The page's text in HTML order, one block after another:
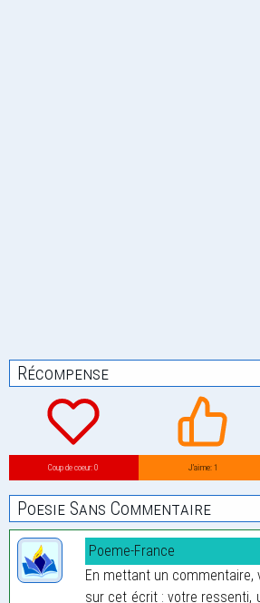
Récompense
Coup de coeur: 0 J’aime: 1
Poesie Sans Commentaire
Poeme-France
En mettant un commentaire,
sur cet écrit : votre ressenti,